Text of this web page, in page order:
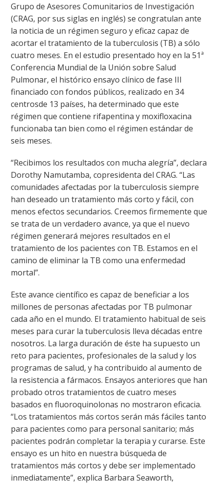
Grupo de Asesores Comunitarios de Investigación
(CRAG, por sus siglas en inglés) se congratulan ante
la noticia de un régimen seguro y eficaz capaz de
acortar el tratamiento de la tuberculosis (TB) a sólo
cuatro meses. En el estudio presentado hoy en la 51ª
Conferencia Mundial de la Unión sobre Salud
Pulmonar, el histórico ensayo clínico de fase III
financiado con fondos públicos, realizado en 34
centrosde 13 países, ha determinado que este
régimen que contiene rifapentina y moxifloxacina
funcionaba tan bien como el régimen estándar de
seis meses.
“Recibimos los resultados con mucha alegría”, declara
Dorothy Namutamba, copresidenta del CRAG. “Las
comunidades afectadas por la tuberculosis siempre
han deseado un tratamiento más corto y fácil, con
menos efectos secundarios. Creemos firmemente que
se trata de un verdadero avance, ya que el nuevo
régimen generará mejores resultados en el
tratamiento de los pacientes con TB. Estamos en el
camino de eliminar la TB como una enfermedad
mortal”.
Este avance científico es capaz de beneficiar a los
millones de personas afectadas por TB pulmonar
cada año en el mundo. El tratamiento habitual de seis
meses para curar la tuberculosis lleva décadas entre
nosotros. La larga duración de éste ha supuesto un
reto para pacientes, profesionales de la salud y los
programas de salud, y ha contribuido al aumento de
la resistencia a fármacos. Ensayos anteriores que han
probado otros tratamientos de cuatro meses
basados en fluoroquinolonas no mostraron eficacia.
“Los tratamientos más cortos serán más fáciles tanto
para pacientes como para personal sanitario; más
pacientes podrán completar la terapia y curarse. Este
ensayo es un hito en nuestra búsqueda de
tratamientos más cortos y debe ser implementado
inmediatamente”, explica Barbara Seaworth,